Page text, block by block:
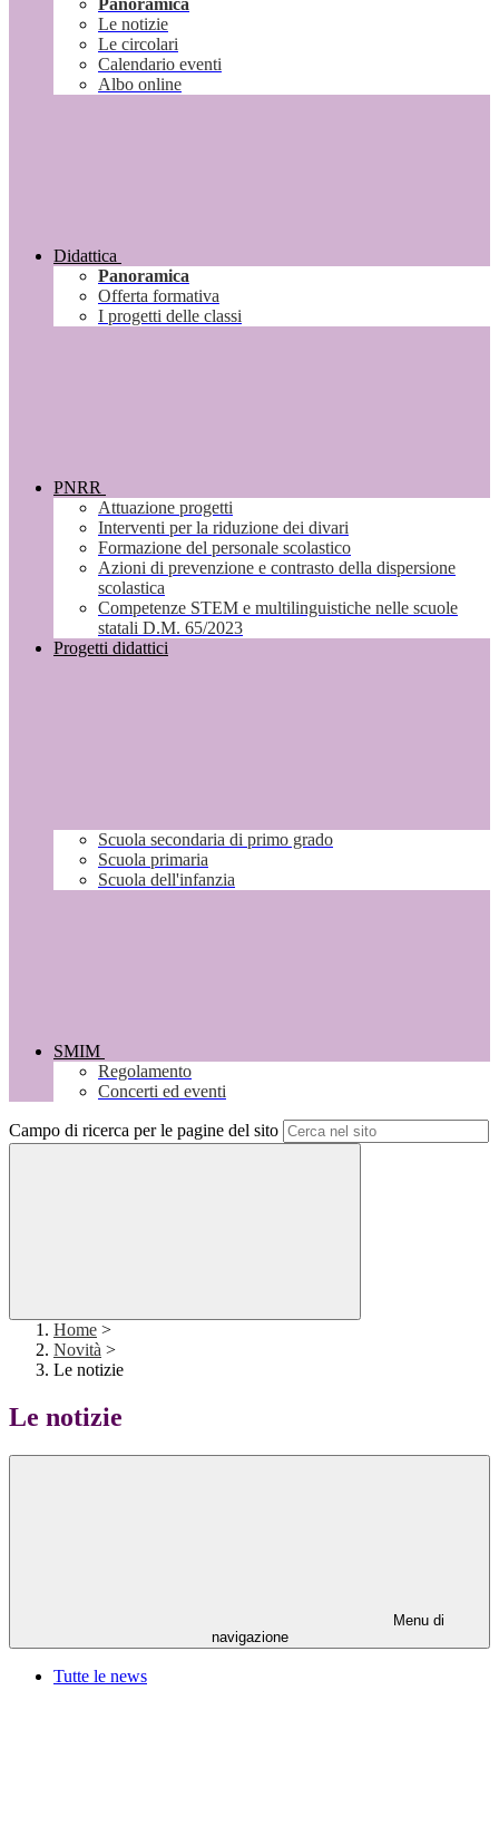
Panoramica
Le notizie
Le circolari
Calendario eventi
Albo online
Didattica
Panoramica
Offerta formativa
I progetti delle classi
PNRR
Attuazione progetti
Interventi per la riduzione dei divari
Formazione del personale scolastico
Azioni di prevenzione e contrasto della dispersione
scolastica
Competenze STEM e multilinguistiche nelle scuole
statali D.M. 65/2023
Progetti didattici
Scuola secondaria di primo grado
Scuola primaria
Scuola dell'infanzia
SMIM
Regolamento
Concerti ed eventi
Campo di ricerca per le pagine del sito
Home >
Novità >
Le notizie
Le notizie
Menu di
navigazione
Tutte le news